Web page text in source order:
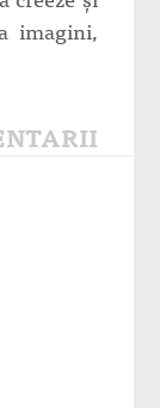
imagini,